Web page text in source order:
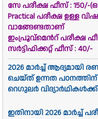
സേ പരീക്ഷ ഫീസ് : 150/-
Practical പരീക്ഷ ഉള്ള
വാങ്ങേണ്ടതാണ്
ഇംപ്രൂവ്മെൻറ് പരീക്ഷ
സർട്ടിഫിക്കറ്റ് ഫീസ് : 40/-
2026 മാർച്ച് ആദ്യമായി
ചെയ്ത് ഉന്നത
റെഗുലർ
ഇതിനായി 2026 മാർച്ച്